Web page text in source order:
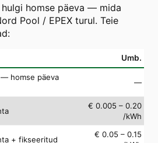
hulgi homse päeva — mida
Pool / EPEX turul. Teie
Umb.
homse päeva
—
€ 0.005 – 0.20
/kWh
+ fikseeritud
€ 0.05 – 0.15